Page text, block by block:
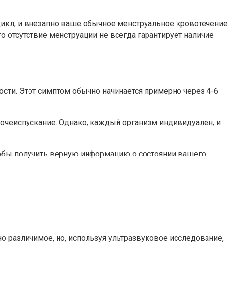
и внезапно ваше обычное менструальное кровотечение
менструации не всегда гарантирует наличие
Этот симптом обычно начинается примерно через 4-6
Однако, каждый организм индивидуален, и
получить верную информацию о состоянии вашего
но, используя ультразвуковое исследование,